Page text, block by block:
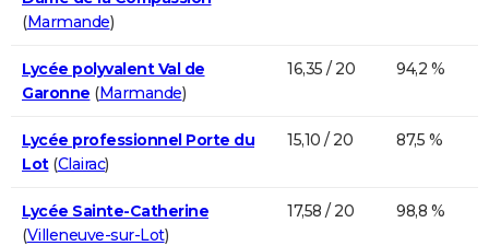
(Marmande)
Lycée polyvalent Val de
Garonne (Marmande)
16,35 / 20 94,2 %
Lycée professionnel Porte du
Lot(Clairac)
15,10 / 20 87,5 %
Lycée Sainte-Catherine
(Villeneuve-sur-Lot)
17,58 / 20 98,8 %